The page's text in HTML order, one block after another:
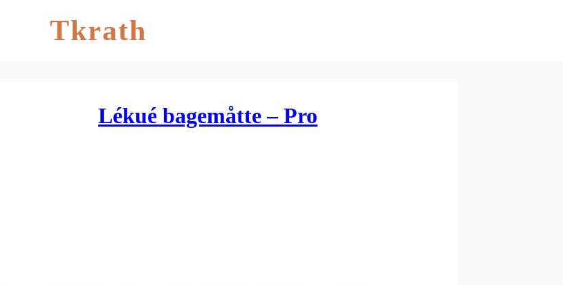
Tkrath
Lékué bagemåtte – Pro